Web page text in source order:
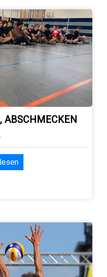
ABSCHMECKEN